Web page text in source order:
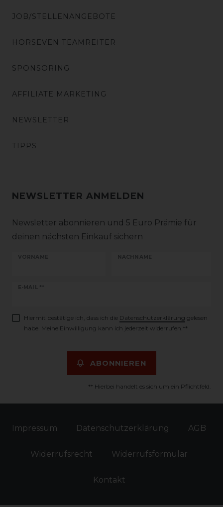
JOB/STELLENANGEBOTE
HORSEVEN TEAMREITER
SPONSORING
AFFILIATE MARKETING
NEWSLETTER
TIPPS
NEWSLETTER ANMELDEN
Newsletter abonnieren und 5 Euro Prämie für
deinen nächsten Einkauf sichern
VORNAME NACHNAME
E-MAIL **
Newsletter
Hiermit bestätige ich, dass ich die Daten­schutz­erklärung gelesen
habe. Meine Einwilligung kann ich jederzeit widerrufen.**
ABONNIEREN
** Hierbei handelt es sich um ein Pflichtfeld.
Impressum Daten­schutz­erklärung AGB
Widerrufs­recht Widerrufs­formular
Kontakt